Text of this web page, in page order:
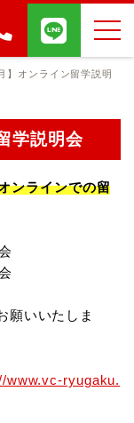
】オンライン留学説明
学説明会
ンラインでの留
願いいたしま
www.vc-ryugaku.